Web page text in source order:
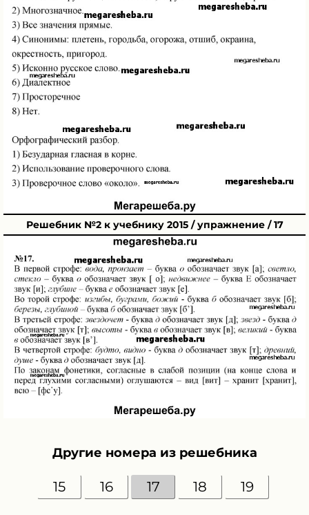
Решебник №2 к учебнику 2015 / упражнение / 17
Другие номера из решебника
15 16 17 18 19